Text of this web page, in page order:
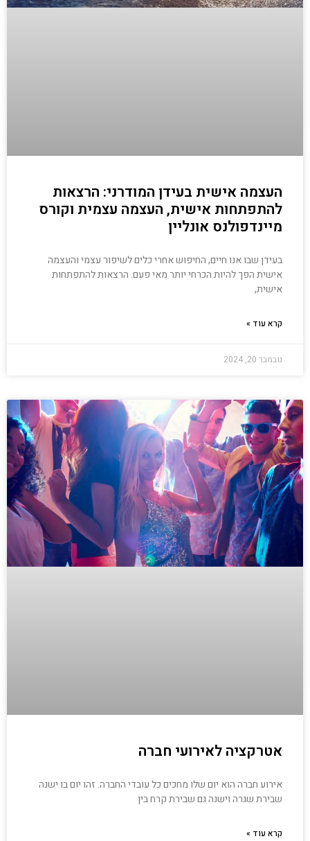
העצמה אישית בעידן המודרני: הרצאות
להתפתחות אישית, העצמה עצמית וקורס
מיינדפולנס אונליין
בעידן שבו אנו חיים, החיפוש אחרי כלים לשיפור עצמי והעצמה
אישית הפך להיות הכרחי יותר מאי פעם. הרצאות להתפתחות
אישית,
קרא עוד »
נובמבר 20, 2024
אטרקציה לאירועי חברה
אירוע חברה הוא יום שלו מחכים כל עובדי החברה. זהו יום בו ישנה
שבירת שגרה וישנה גם שבירת קרח בין
קרא עוד »